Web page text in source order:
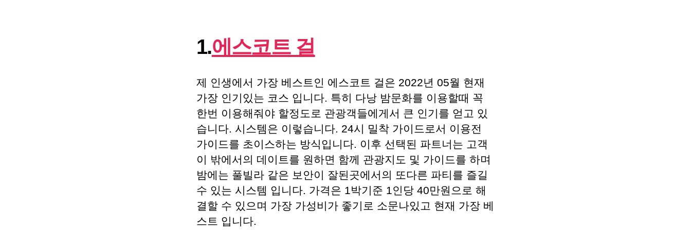
1.에스코트 걸
제 인생에서 가장 베스트인 에스코트 걸은 2022년 05월 현재
가장 인기있는 코스 입니다. 특히 다낭 밤문화를 이용할때 꼭
한번 이용해줘야 할정도로 관광객들에게서 큰 인기를 얻고 있
습니다. 시스템은 이렇습니다. 24시 밀착 가이드로서 이용전
가이드를 초이스하는 방식입니다. 이후 선택된 파트너는 고객
이 밖에서의 데이트를 원하면 함께 관광지도 및 가이드를 하며
밤에는 풀빌라 같은 보안이 잘된곳에서의 또다른 파티를 즐길
수 있는 시스템 입니다. 가격은 1박기준 1인당 40만원으로 해
결할 수 있으며 가장 가성비가 좋기로 소문나있고 현재 가장 베
스트 입니다.